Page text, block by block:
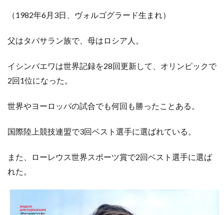
（1982年6月3日、ヴォルゴグラード生まれ）
父はタバサラン族で、母はロシア人。
イシンバエワは世界記録を28回更新して、オリンピックで
2回1位になった。
世界やヨーロッパの試合でも何回も勝ったことある。
国際陸上競技連盟で3回ベスト選手に選ばれている。
また、ローレウス世界スポーツ賞で2回ベスト選手に選ば
れた。